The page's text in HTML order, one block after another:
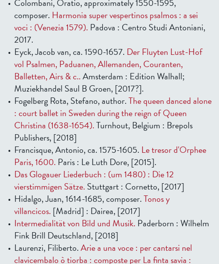
Colombani, Oratio, approximately 1550-1595,
composer. Harmonia super vespertinos psalmos : a sei
voci : (Venezia 1579). Padova : Centro Studi Antoniani,
2017.
Eyck, Jacob van, ca. 1590-1657. Der Fluyten Lust-Hof
vol Psalmen, Paduanen, Allemanden, Couranten,
Balletten, Airs & c..Amsterdam : Edition Walhall;
Muziekhandel Saul B Groen, [2017?].
Fogelberg Rota, Stefano, author.The queen danced alone
: court ballet in Sweden during the reign of Queen
Christina (1638-1654).Turnhout, Belgium : Brepols
Publishers, [2018]
Francisque, Antonio, ca. 1575-1605. Le tresor d'Orphee
Paris, 1600. Paris : Le Luth Dore, [2015].
Das Glogauer Liederbuch : (um 1480) : Die 12
vierstimmigen Sätze. Stuttgart : Cornetto, [2017]
Hidalgo, Juan, 1614-1685, composer.Tonos y
villancicos. [Madrid] : Dairea, [2017]
Intermedialität von Bild und Musik. Paderborn : Wilhelm
Fink Brill Deutschland, [2018]
Laurenzi, Filiberto.Arie a una voce : per cantarsi nel
clavicembalo ò tiorba : composte per La finta savia :